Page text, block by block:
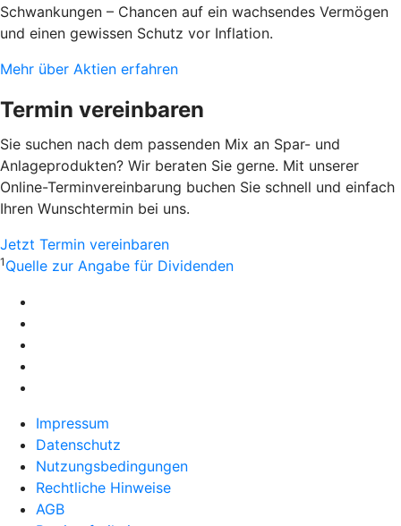
Schwankungen – Chancen auf ein wachsendes Vermögen
und einen gewissen Schutz vor Inflation.
Mehr über Aktien erfahren
Termin vereinbaren
Sie suchen nach dem passenden Mix an Spar- und
Anlageprodukten? Wir beraten Sie gerne. Mit unserer
Online-Terminvereinbarung buchen Sie schnell und einfach
Ihren Wunschtermin bei uns.
Jetzt Termin vereinbaren
1 Quelle zur Angabe für Dividenden
Impressum
Datenschutz
Nutzungsbedingungen
Rechtliche Hinweise
AGB